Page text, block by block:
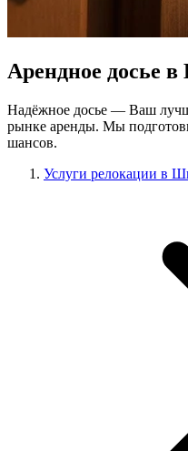
Арендное досье
Надёжное досье — Ваш
рынке аренды. Мы
шансов.
Услуги релокации в